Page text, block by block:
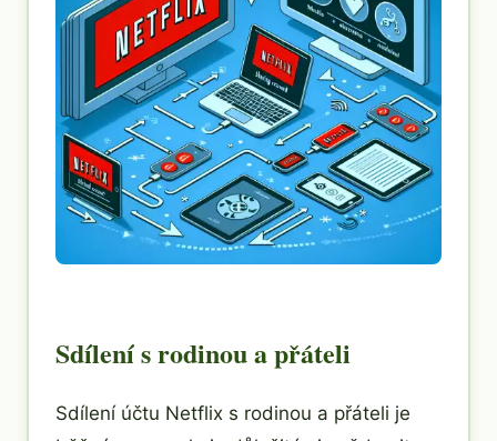
Sdílení s rodinou a přáteli
Sdílení účtu Netflix s rodinou a přáteli je